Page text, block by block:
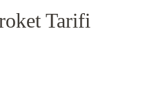
Tarifi